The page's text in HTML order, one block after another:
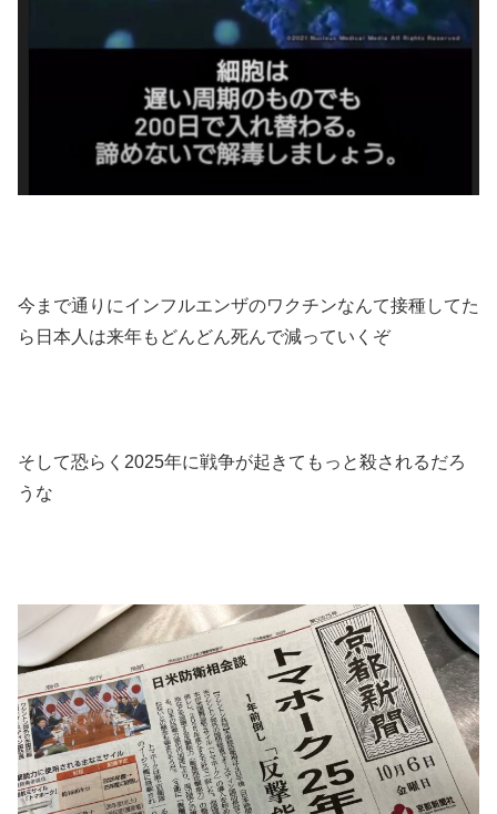
今まで通りにインフルエンザのワクチンなんて接種してた
ら日本人は来年もどんどん死んで減っていくぞ
そして恐らく2025年に戦争が起きてもっと殺されるだろ
うな